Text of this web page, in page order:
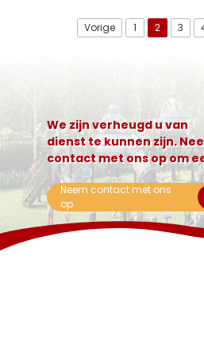
Vorige 1 2 3
We zijn verheugd u van
dienst te kunnen zijn.
contact met ons op om
op maat gemaakte
oplossing voor
samen te stellen!
Neem contact met ons
op